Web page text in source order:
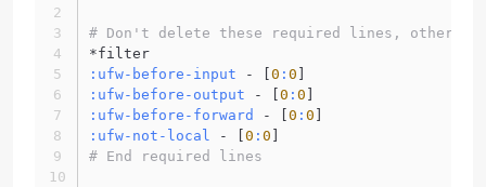
# Don't delete these required lines,
*filter
:ufw-before-input - [0 :0 ]
:ufw-before-output - [0 :0 ]
:ufw-before-forward
- [0 :0 ]
:ufw-not-local
- [0 :0 ]
# End required lines